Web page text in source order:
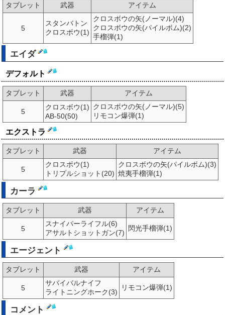
タブレット 武器 アイテム
5
スタンバトン
クロスボウ(1)
クロスボウの矢(ノーマル)(4)
クロスボウの矢(パイルボム)(2)
手榴弾(1)
エイダ
デフォルト
タブレット 武器 アイテム
5
クロスボウ(1)
AB-50(50)
クロスボウの矢(ノーマル)(5)
リモコン爆弾(1)
エクストラ
タブレット 武器 アイテム
5
クロスボウ(1)
トリプルショット(20)
クロスボウの矢(パイルボム)(3)
焼夷手榴弾(1)
カーラ
タブレット 武器 アイテム
5
スナイパーライフル(6)
アサルトショットガン(7)
閃光手榴弾(1)
エージェント
タブレット 武器 アイテム
5
サバイバルナイフ
ライトニングホーク(3)
リモコン爆弾(1)
コメント